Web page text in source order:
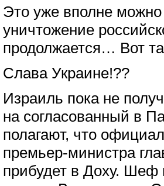
Это уже вполне можно
уничтожение
продолжается… Вот
Слава Украине!??
Израиль пока не
на согласованный в
полагают, что
премьер-министра
прибудет в Доху. Шеф